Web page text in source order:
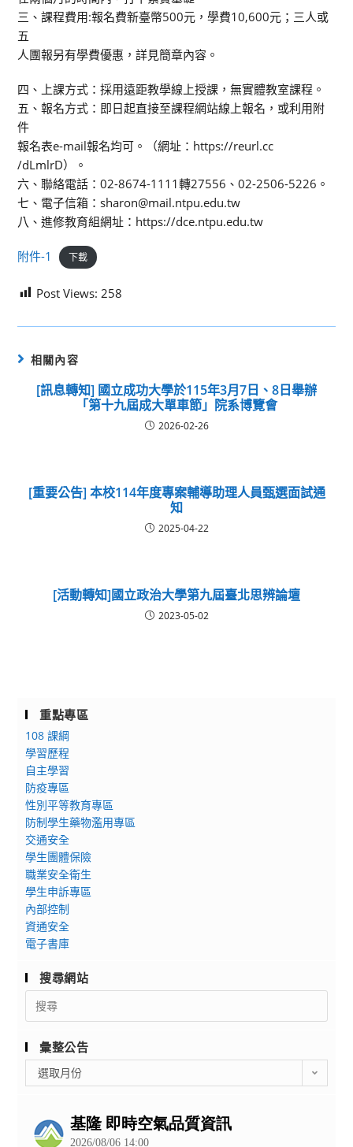
三、課程費用:報名費新臺幣500元，學費10,600元；三人或
五
人團報另有學費優惠，詳見簡章內容。
四、上課方式：採用遠距教學線上授課，無實體教室課程。
五、報名方式：即日起直接至課程網站線上報名，或利用附
件
報名表e-mail報名均可。（網址：https://reurl.cc
/dLmlrD）。
六、聯絡電話：02-8674-1111轉27556、02-2506-5226。
七、電子信箱：sharon@mail.ntpu.edu.tw
八、進修教育組網址：https://dce.ntpu.edu.tw
附件-1 下載
Post Views: 258
相關內容
[訊息轉知] 國立成功大學於115年3月7日、8日舉辦
「第十九屆成大單車節」院系博覽會
2026-02-26
[重要公告] 本校114年度專案輔導助理人員甄選面試通
知
2025-04-22
[活動轉知]國立政治大學第九屆臺北思辨論壇
2023-05-02
重點專區
108 課綱
學習歷程
自主學習
防疫專區
性別平等教育專區
防制學生藥物濫用專區
交通安全
學生團體保險
職業安全衛生
學生申訴專區
內部控制
資通安全
電子書庫
搜尋網站
Search
for:
彙整公告
整
選取月份